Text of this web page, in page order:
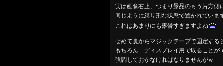
実は画像右上、つまり景品のもう片方側
同じように縛り刑な状態で置かれていま
これはあまりにも露骨すぎますよね
せめて裏からマジックテープで固定する
もちろん「ディスプレイ用で取ることが
強調しておかなければなりませんがｗ